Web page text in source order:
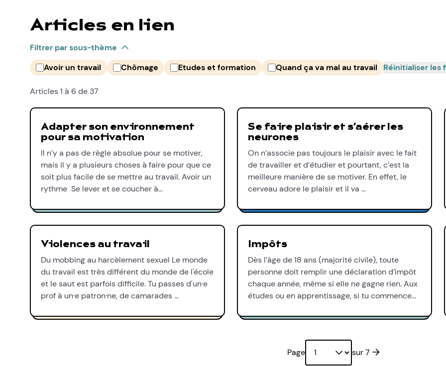
Articles en lien
Filtrer par sous-thème
Avoir un travail
Chômage Etudes et formation Quand ça va mal au travail Réinitialiser les
Articles 1 à 6 de 37
Adapter son environnement
pour sa motivation
Il n’y a pas de règle absolue pour se motiver,
mais il y a plusieurs choses à faire pour que ce
soit plus facile de se mettre au travail. Avoir un
rythme Se lever et se coucher à…
Se faire plaisir et s’aérer les
neurones
On n’associe pas toujours le plaisir avec le fait
de travailler et d’étudier et pourtant, c’est la
meilleure manière de se motiver. En effet, le
cerveau adore le plaisir et il va …
Violences au travail
Du mobbing au harcèlement sexuel Le monde
du travail est très différent du monde de l'école
et le saut est parfois difficile. Tu passes d'un·e
prof à un·e patron·ne, de camarades …
Impôts
Dès l’âge de 18 ans (majorité civile), toute
personne doit remplir une déclaration d’impôt
chaque année, même si elle ne gagne rien. Aux
études ou en apprentissage, si tu commence…
Page sur 7 Page suivante